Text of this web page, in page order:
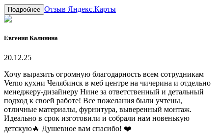
Подробнее Отзыв Яндекс.Карты
Евгения Калинина
20.12.25
Хочу выразить огромную благодарность всем сотрудникам
Verno кухни Челябинск в меб центре на чичерина и отдельно
менеджеру-дизайнеру Нине за ответственный и детальный
подход к своей работе! Все пожелания были учтены,
отличные материалы, фурнитура, выверенный монтаж.
Идеально в срок изготовили и собрали нам новенькую
детскую🔥 Душевное вам спасибо! ❤️